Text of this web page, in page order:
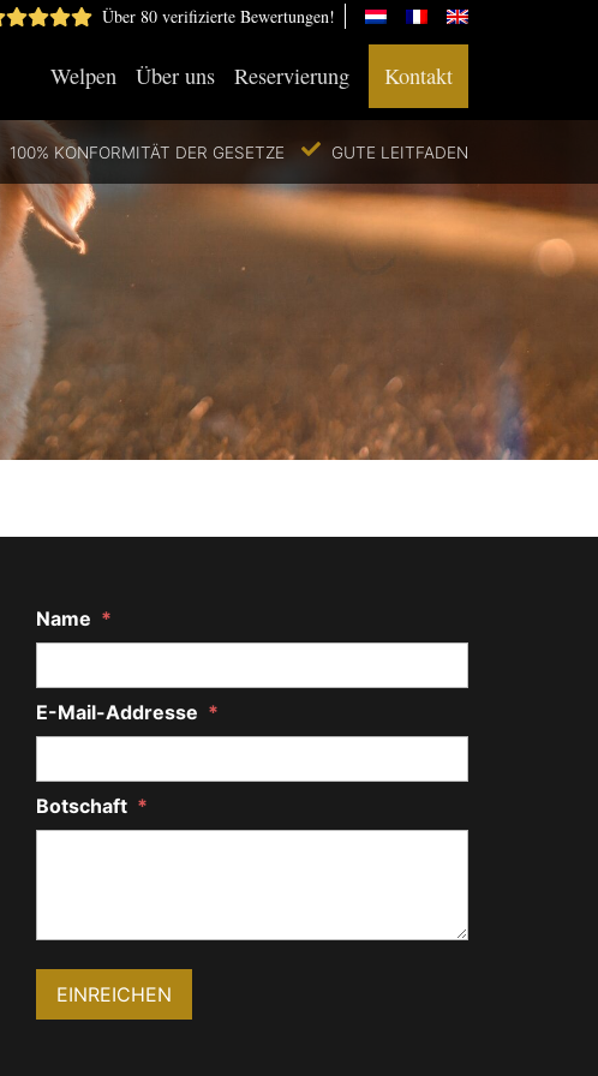
Über 80 verifizierte Bewertungen!
Welpen Über uns Reservierung Kontakt
100% KONFORMITÄT DER GESETZE GUTE LEITFADEN
Name *
E-Mail-Addresse *
Botschaft *
EINREICHEN